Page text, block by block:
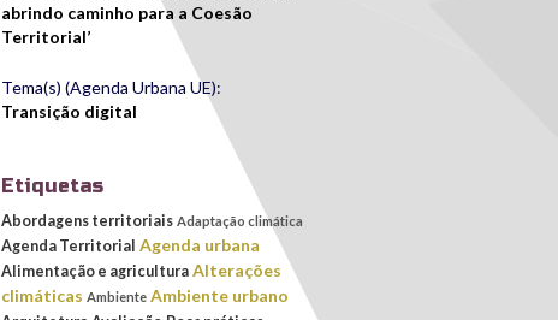
abrindo caminho para a Coesão
Territorial’
Tema(s) (Agenda Urbana UE):
Transição digital
Etiquetas
Abordagens territoriais Adaptação climática
Agenda Territorial Agenda urbana
Alimentação e agricultura Alterações
climáticas Ambiente Ambiente urbano